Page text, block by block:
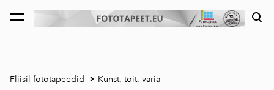
lisati ostukorvi. Vaata ostukorvi
Fliisil fototapeedid Kunst, toit, varia